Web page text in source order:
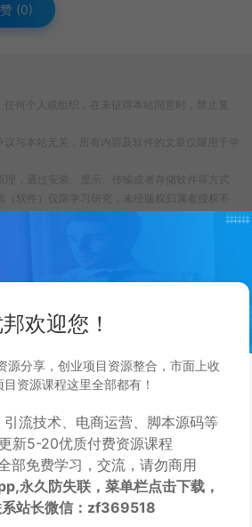
(0)
何个人或组织，在未征得本站同意时，禁止复
与本站无关，所有内容及软件的文章仅限用于学
，通过安装、显示、传输或者存储软件等方式
软件）仅限学习研究，未经版权归属者授权不
律责任。
】 https://cy.zhaishanghui.cn/38191.html
姐姐视频源码（内置视频接口）
欢迎您！
源分享，创业项目资源整合，市面上收
资源课程这里全部都有！
流技术、电商运营、脚本源码等
新5-20优质付费资源课程
部免费学习，交流，请勿商用
永久防失联，菜单栏点击下载，
站长微信：zf369518